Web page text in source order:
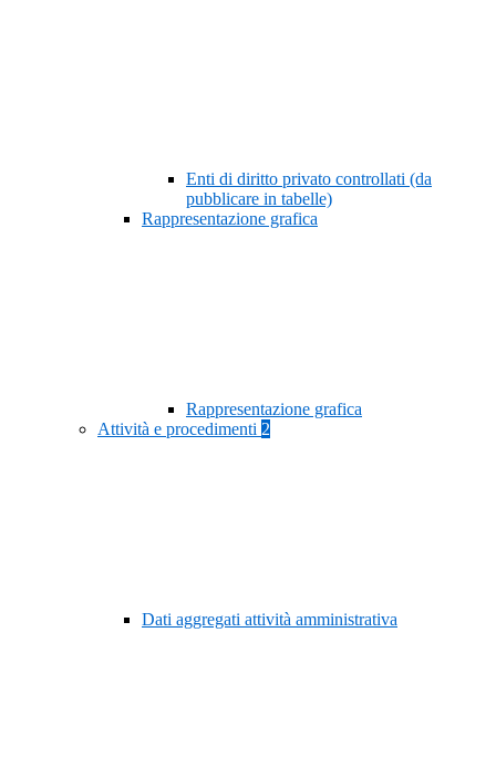
Enti di diritto privato controllati (da
pubblicare in tabelle)
Rappresentazione grafica
Rappresentazione grafica
Attività e procedimenti 2
Dati aggregati attività amministrativa